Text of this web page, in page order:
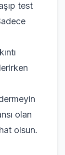
test
olan
olsun.